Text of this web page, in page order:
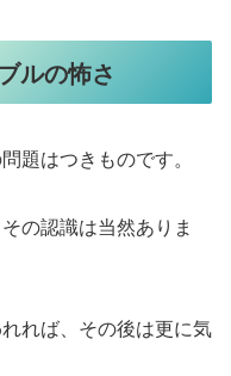
ルの怖さ
題はつきものです。
の認識は当然ありま
れば、その後は更に気